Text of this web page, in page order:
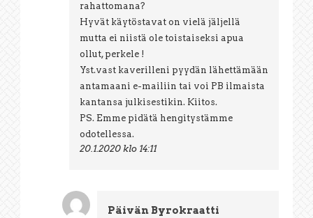
rahattomana?
Hyvät käytöstavat on vielä jäljellä
mutta ei niistä ole toistaiseksi apua
ollut, perkele !
Yst.vast kaverilleni pyydän lähettämään
antamaani e-mailiin tai voi PB ilmaista
kantansa julkisestikin. Kiitos.
PS. Emme pidätä hengitystämme
odotellessa.
20.1.2020 klo 14:11
Päivän Byrokraatti